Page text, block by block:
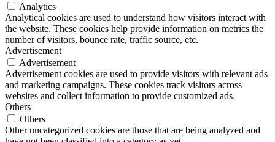
Analytics
Analytical cookies are used to understand how visitors interact with
the website. These cookies help provide information on metrics the
number of visitors, bounce rate, traffic source, etc.
Advertisement
Advertisement
Advertisement cookies are used to provide visitors with relevant ads
and marketing campaigns. These cookies track visitors across
websites and collect information to provide customized ads.
Others
Others
Other uncategorized cookies are those that are being analyzed and